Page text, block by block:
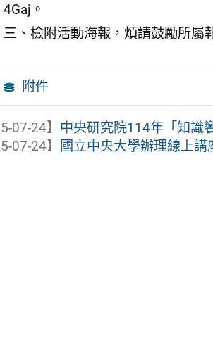
4Gaj。
三、檢附活動海報，煩請鼓勵所屬
附件
07-24】 中央研究院114年「知識
07-24】
國立中央大學辦理線上